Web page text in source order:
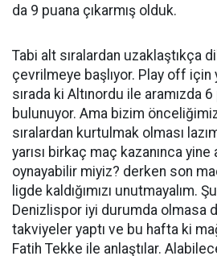
da 9 puana çıkarmış olduk.
Tabi alt sıralardan uzaklaştıkça
çevrilmeye başlıyor. Play off için
sırada ki Altınordu ile aramızda
bulunuyor. Ama bizim
sıralardan kurtulmak olması
yarısı birkaç maç kazanınca
oynayabilir miyiz? derken son
ligde kaldığımızı unutmayalım.
Denizlispor iyi durumda olmasa
takviyeler yaptı ve bu hafta ki
Fatih Tekke ile anlaştılar.